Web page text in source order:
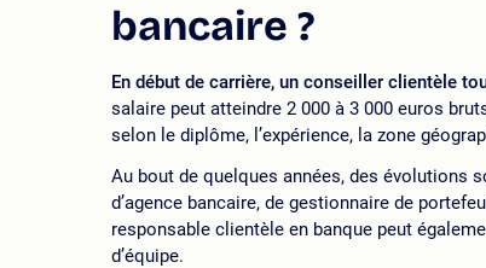
bancaire ?
En début de carrière, un conseiller clientèle
salaire peut atteindre 2 000 à 3 000 euros
selon le diplôme, l’expérience, la zone
Au bout de quelques années, des évolutions
d’agence bancaire, de gestionnaire de
responsable clientèle en banque peut
d’équipe.